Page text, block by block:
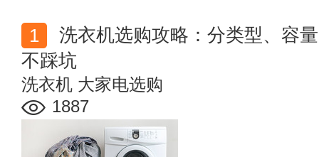
不踩坑
洗衣机 大家电选购
1887